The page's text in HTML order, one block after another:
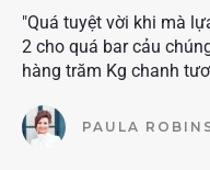
"Quá tuyệt vời khi mà
2 cho quá bar cảu
hàng trăm Kg chanh
PAULA